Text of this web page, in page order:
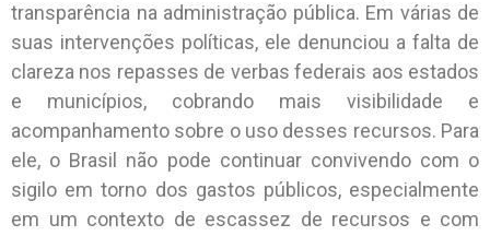
transparência na administração pública. Em várias de
suas intervenções políticas, ele denunciou a falta de
clareza nos repasses de verbas federais aos estados
e municípios, cobrando mais visibilidade e
acompanhamento sobre o uso desses recursos. Para
ele, o Brasil não pode continuar convivendo com o
sigilo em torno dos gastos públicos, especialmente
em um contexto de escassez de recursos e com